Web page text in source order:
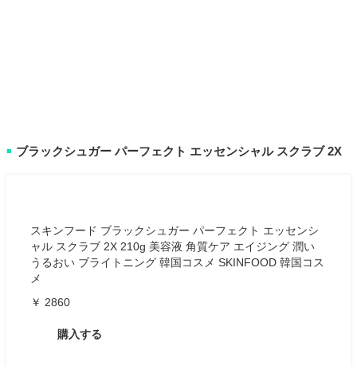
■ ブラックシュガー パーフェクト エッセンシャル スクラブ 2X
スキンフード ブラックシュガー パーフェクト エッセンシ
ャル スクラブ 2X 210g 美容液 角質ケア エイジング 潤い
うるおい ブライトニング 韓国コスメ SKINFOOD 韓国コス
メ
￥ 2860
購入する